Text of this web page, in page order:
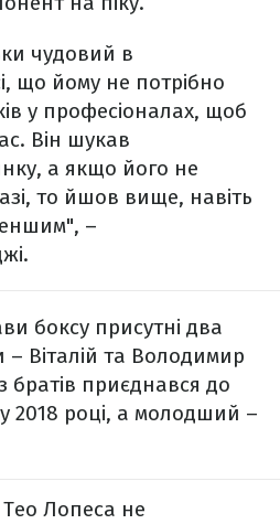
чудовий в
що йому не потрібно
у професіоналах, щоб
Він шукав
а якщо його не
то йшов вище, навіть
–
боксу присутні два
– Віталій та Володимир
приєднався до
2018 році, а молодший –
Тео Лопеса не